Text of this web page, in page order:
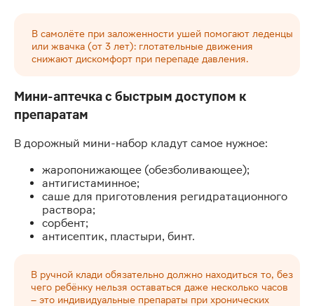
В самолёте при заложенности ушей помогают леденцы
или жвачка (от 3 лет): глотательные движения
снижают дискомфорт при перепаде давления.
Мини-аптечка с быстрым доступом к
препаратам
В дорожный мини-набор кладут самое нужное:
жаропонижающее (обезболивающее);
антигистаминное;
саше для приготовления регидратационного
раствора;
сорбент;
антисептик, пластыри, бинт.
В ручной клади обязательно должно находиться то, без
чего ребёнку нельзя оставаться даже несколько часов
– это индивидуальные препараты при хронических